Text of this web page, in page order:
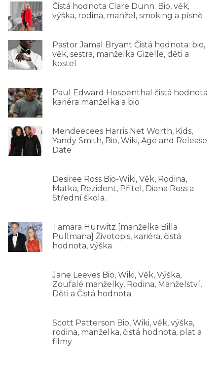
Čistá hodnota Clare Dunn: Bio, věk,
výška, rodina, manžel, smoking a písně
Pastor Jamal Bryant Čistá hodnota: bio,
věk, sestra, manželka Gizelle, děti a
kostel
Paul Edward Hospenthal čistá hodnota
kariéra manželka a bio
Mendeecees Harris Net Worth, Kids,
Yandy Smith, Bio, Wiki, Age and Release
Date
Desiree Ross Bio-Wiki, Věk, Rodina,
Matka, Rezident, Přítel, Diana Ross a
Střední škola.
Tamara Hurwitz [manželka Billa
Pullmana] Životopis, kariéra, čistá
hodnota, výška
Jane Leeves Bio, Wiki, Věk, Výška,
Zoufalé manželky, Rodina, Manželství,
Děti a Čistá hodnota
Scott Patterson Bio, Wiki, věk, výška,
rodina, manželka, čistá hodnota, plat a
filmy